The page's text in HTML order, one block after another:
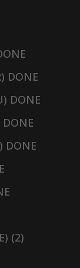
DONE
DONE
DONE
(2)